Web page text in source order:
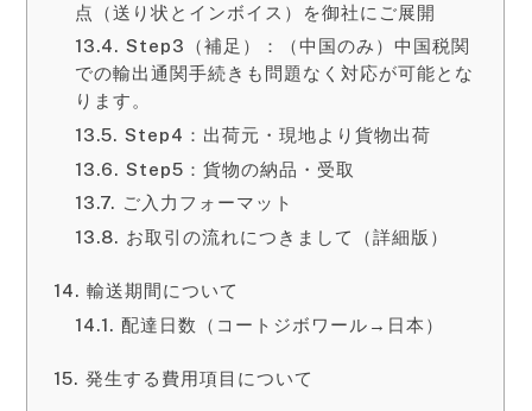
点（送り状とインボイス）を御社にご展開
Step3（補足）：（中国のみ）中国税関
での輸出通関手続きも問題なく対応が可能とな
ります。
Step4：出荷元・現地より貨物出荷
Step5：貨物の納品・受取
ご入力フォーマット
お取引の流れにつきまして（詳細版）
輸送期間について
配達日数（コートジボワール→日本）
発生する費用項目について